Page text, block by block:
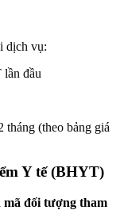
dịch vụ:
đầu
(theo bảng giá
Y tế (BHYT)
mã đối tượng tham